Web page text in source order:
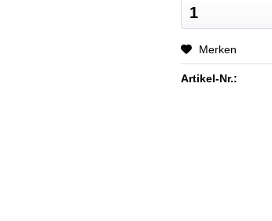
Merken
Artikel-Nr.: